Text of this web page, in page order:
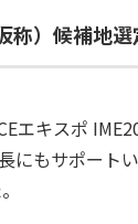
）候補地選
キスポ
もサポートい